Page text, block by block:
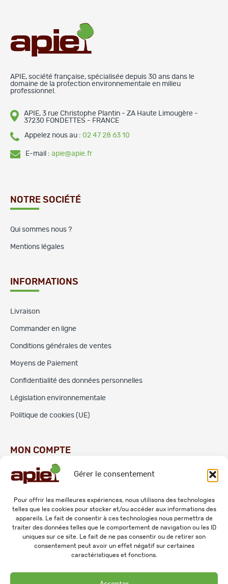
Gérer le consentement
Pour offrir les meilleures expériences, nous utilisons des technologies
telles que les cookies pour stocker et/ou accéder aux informations des
appareils. Le fait de consentir à ces technologies nous permettra de
traiter des données telles que le comportement de navigation ou les ID
uniques sur ce site. Le fait de ne pas consentir ou de retirer son
consentement peut avoir un effet négatif sur certaines
caractéristiques et fonctions.
APIE, société française, spécialisée depuis 30 ans dans le
domaine de la protection environnementale en milieu
professionnel.
APIE, 3 rue Christophe Plantin - ZA Haute Limougère -
37230 FONDETTES - FRANCE
Appelez nous au : 02 47 28 63 10
E-mail : apie@apie.fr
NOTRE SOCIÉTÉ
Qui sommes nous ?
Mentions légales
INFORMATIONS
Livraison
Commander en ligne
Conditions générales de ventes
Moyens de Paiement
Confidentialité des données personnelles
Législation environnementale
Politique de cookies (UE)
MON COMPTE
Commandes
Adresses
Mes informations personnelles